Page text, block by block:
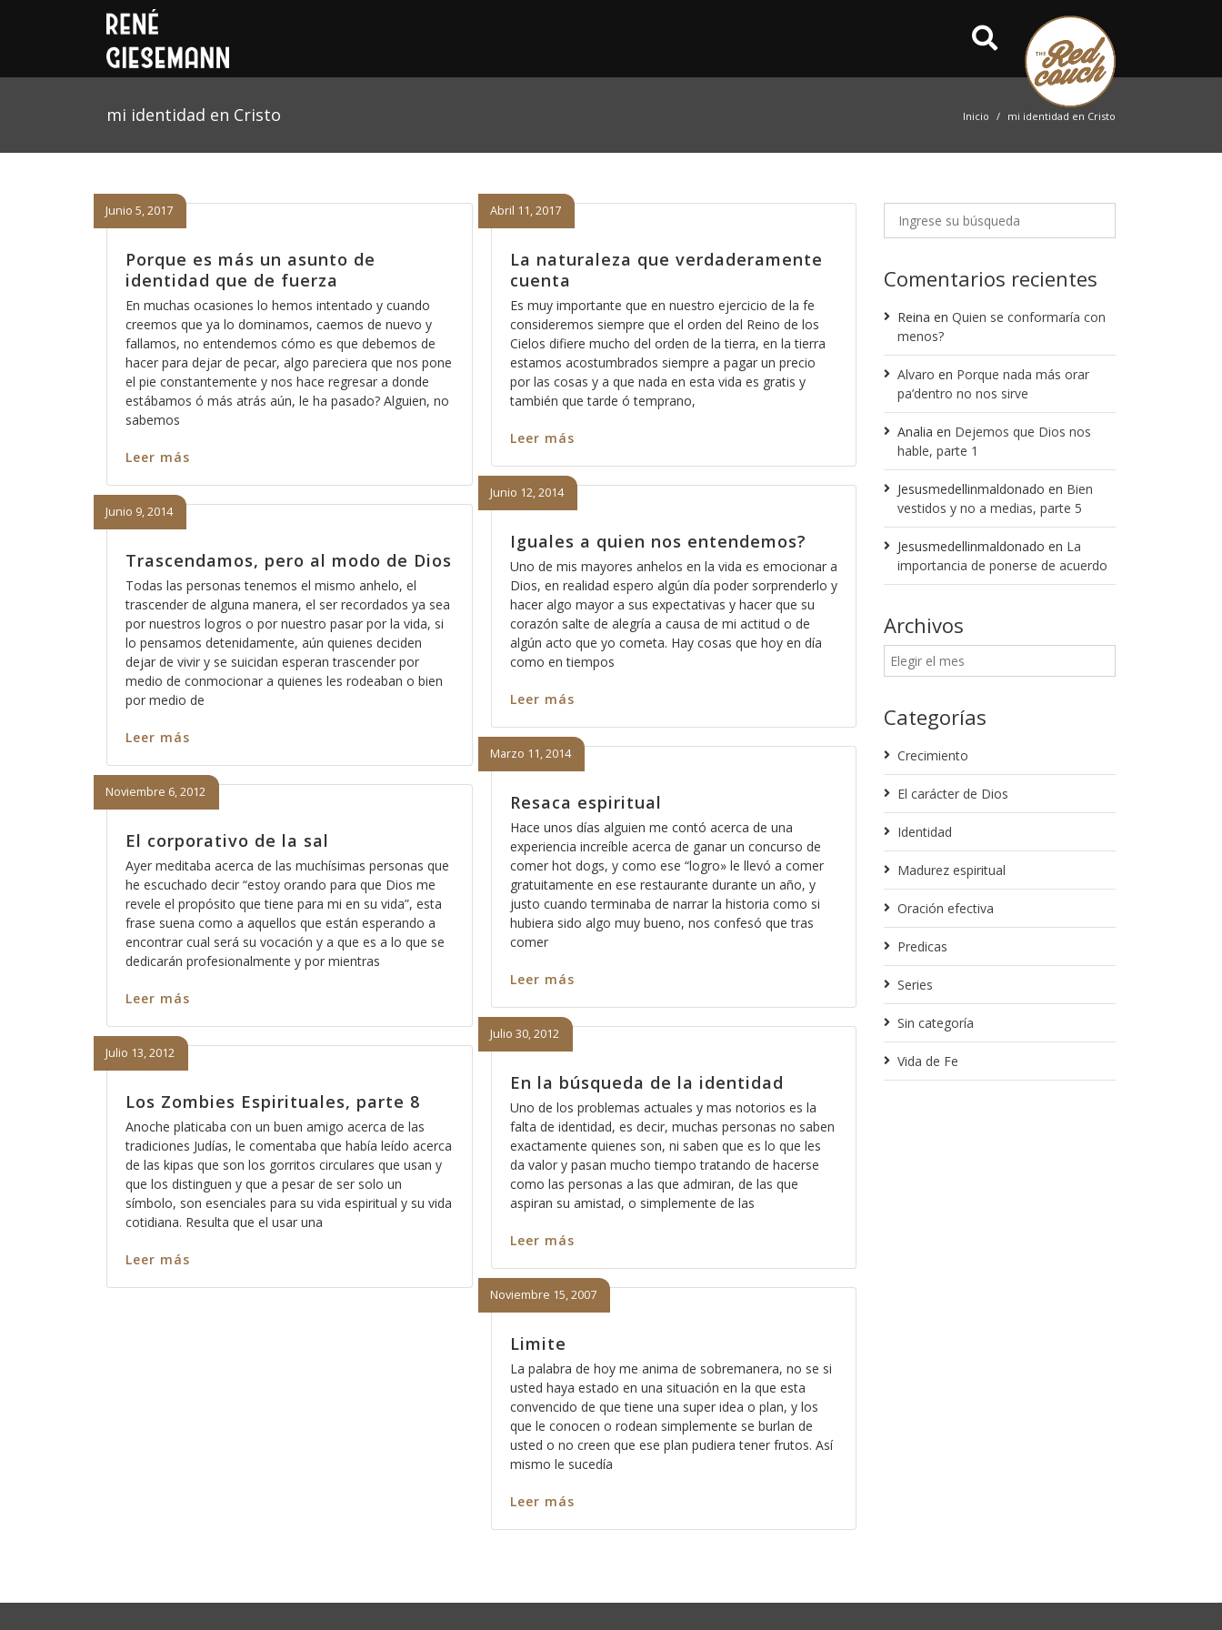
mi identidad en Cristo Inicio mi identidad en Cristo
Porque es más un asunto de
identidad que de fuerza
Junio 5, 2017
En muchas ocasiones lo hemos intentado y cuando
creemos que ya lo dominamos, caemos de nuevo y
fallamos, no entendemos cómo es que debemos de
hacer para dejar de pecar, algo pareciera que nos pone
el pie constantemente y nos hace regresar a donde
estábamos ó más atrás aún, le ha pasado? Alguien, no
sabemos
Leer más
La naturaleza que verdaderamente
cuenta
Abril 11, 2017
Es muy importante que en nuestro ejercicio de la fe
consideremos siempre que el orden del Reino de los
Cielos difiere mucho del orden de la tierra, en la tierra
estamos acostumbrados siempre a pagar un precio
por las cosas y a que nada en esta vida es gratis y
también que tarde ó temprano,
Leer más
Iguales a quien nos entendemos?
Junio 12, 2014
Uno de mis mayores anhelos en la vida es emocionar a
Dios, en realidad espero algún día poder sorprenderlo y
hacer algo mayor a sus expectativas y hacer que su
corazón salte de alegría a causa de mi actitud o de
algún acto que yo cometa. Hay cosas que hoy en día
como en tiempos
Leer más
Trascendamos, pero al modo de Dios
Junio 9, 2014
Todas las personas tenemos el mismo anhelo, el
trascender de alguna manera, el ser recordados ya sea
por nuestros logros o por nuestro pasar por la vida, si
lo pensamos detenidamente, aún quienes deciden
dejar de vivir y se suicidan esperan trascender por
medio de conmocionar a quienes les rodeaban o bien
por medio de
Leer más
Resaca espiritual
Marzo 11, 2014
Hace unos días alguien me contó acerca de una
experiencia increíble acerca de ganar un concurso de
comer hot dogs, y como ese “logro» le llevó a comer
gratuitamente en ese restaurante durante un año, y
justo cuando terminaba de narrar la historia como si
hubiera sido algo muy bueno, nos confesó que tras
comer
Leer más
El corporativo de la sal
Noviembre 6, 2012
Ayer meditaba acerca de las muchísimas personas que
he escuchado decir “estoy orando para que Dios me
revele el propósito que tiene para mi en su vida”, esta
frase suena como a aquellos que están esperando a
encontrar cual será su vocación y a que es a lo que se
dedicarán profesionalmente y por mientras
Leer más
En la búsqueda de la identidad
Julio 30, 2012
Uno de los problemas actuales y mas notorios es la
falta de identidad, es decir, muchas personas no saben
exactamente quienes son, ni saben que es lo que les
da valor y pasan mucho tiempo tratando de hacerse
como las personas a las que admiran, de las que
aspiran su amistad, o simplemente de las
Leer más
Los Zombies Espirituales, parte 8
Julio 13, 2012
Anoche platicaba con un buen amigo acerca de las
tradiciones Judías, le comentaba que había leído acerca
de las kipas que son los gorritos circulares que usan y
que los distinguen y que a pesar de ser solo un
símbolo, son esenciales para su vida espiritual y su vida
cotidiana. Resulta que el usar una
Leer más
Limite
Noviembre 15, 2007
La palabra de hoy me anima de sobremanera, no se si
usted haya estado en una situación en la que esta
convencido de que tiene una super idea o plan, y los
que le conocen o rodean simplemente se burlan de
usted o no creen que ese plan pudiera tener frutos. Así
mismo le sucedía
Leer más
Comentarios recientes
Reina en Quien se conformaría con
menos?
Alvaro en Porque nada más orar
pa’dentro no nos sirve
Analia en Dejemos que Dios nos
hable, parte 1
Jesusmedellinmaldonado en Bien
vestidos y no a medias, parte 5
Jesusmedellinmaldonado en La
importancia de ponerse de acuerdo
Archivos
Categorías
Crecimiento
El carácter de Dios
Identidad
Madurez espiritual
Oración efectiva
Predicas
Series
Sin categoría
Vida de Fe